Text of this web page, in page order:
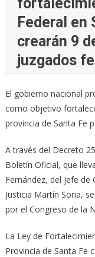
Federal en
crearán 9
juzgados
El gobierno nacional
como objetivo
provincia de Santa Fe
A través del Decreto
Boletín Oficial, que
Fernández, del jefe de
Justicia Martín Soria,
por el Congreso de la
La Ley de
Provincia de Santa Fe